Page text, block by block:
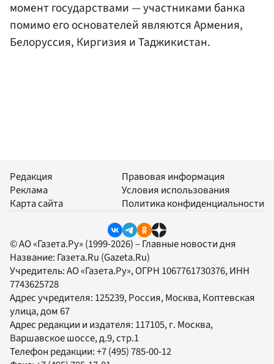
момент государствами — участниками банка
помимо его основателей являются Армения,
Белоруссия, Киргизия и Таджикистан.
Редакция
Реклама
Карта сайта
Правовая информация
Условия использования
Политика конфиденциальности
© АО «Газета.Ру» (1999-2026) – Главные новости дня
Название: Газета.Ru (Gazeta.Ru)
Учредитель:АО «Газета.Ру», ОГРН 1067761730376, ИНН
7743625728
Адрес учредителя: 125239, Россия, Москва, Коптевская
улица, дом 67
Адрес редакции и издателя: 117105, г. Москва,
Варшавское шоссе, д.9, стр.1
Телефон редакции:+7 (495) 785-00-12